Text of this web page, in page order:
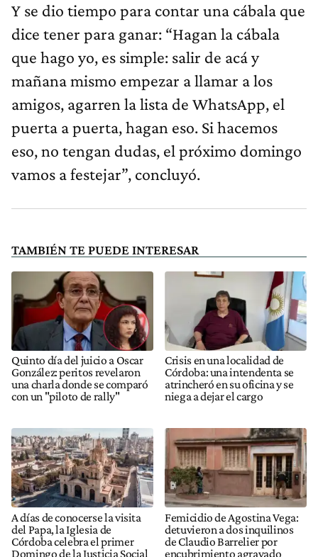
Y se dio tiempo para contar una cábala que
dice tener para ganar: “Hagan la cábala
que hago yo, es simple: salir de acá y
mañana mismo empezar a llamar a los
amigos, agarren la lista de WhatsApp, el
puerta a puerta, hagan eso. Si hacemos
eso, no tengan dudas, el próximo domingo
vamos a festejar”, concluyó.
TAMBIÉN TE PUEDE INTERESAR
Quinto día del juicio a Oscar
González: peritos revelaron
una charla donde se comparó
con un "piloto de rally"
Crisis en una localidad de
Córdoba: una intendenta se
atrincheró en su oficina y se
niega a dejar el cargo
A días de conocerse la visita
del Papa, la Iglesia de
Córdoba celebra el primer
Domingo de la Justicia Social
Femicidio de Agostina Vega:
detuvieron a dos inquilinos
de Claudio Barrelier por
encubrimiento agravado